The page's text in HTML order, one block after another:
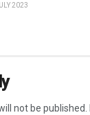
2023
not be published.